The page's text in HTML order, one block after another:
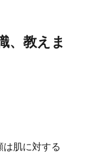
、教えま
肌に対する